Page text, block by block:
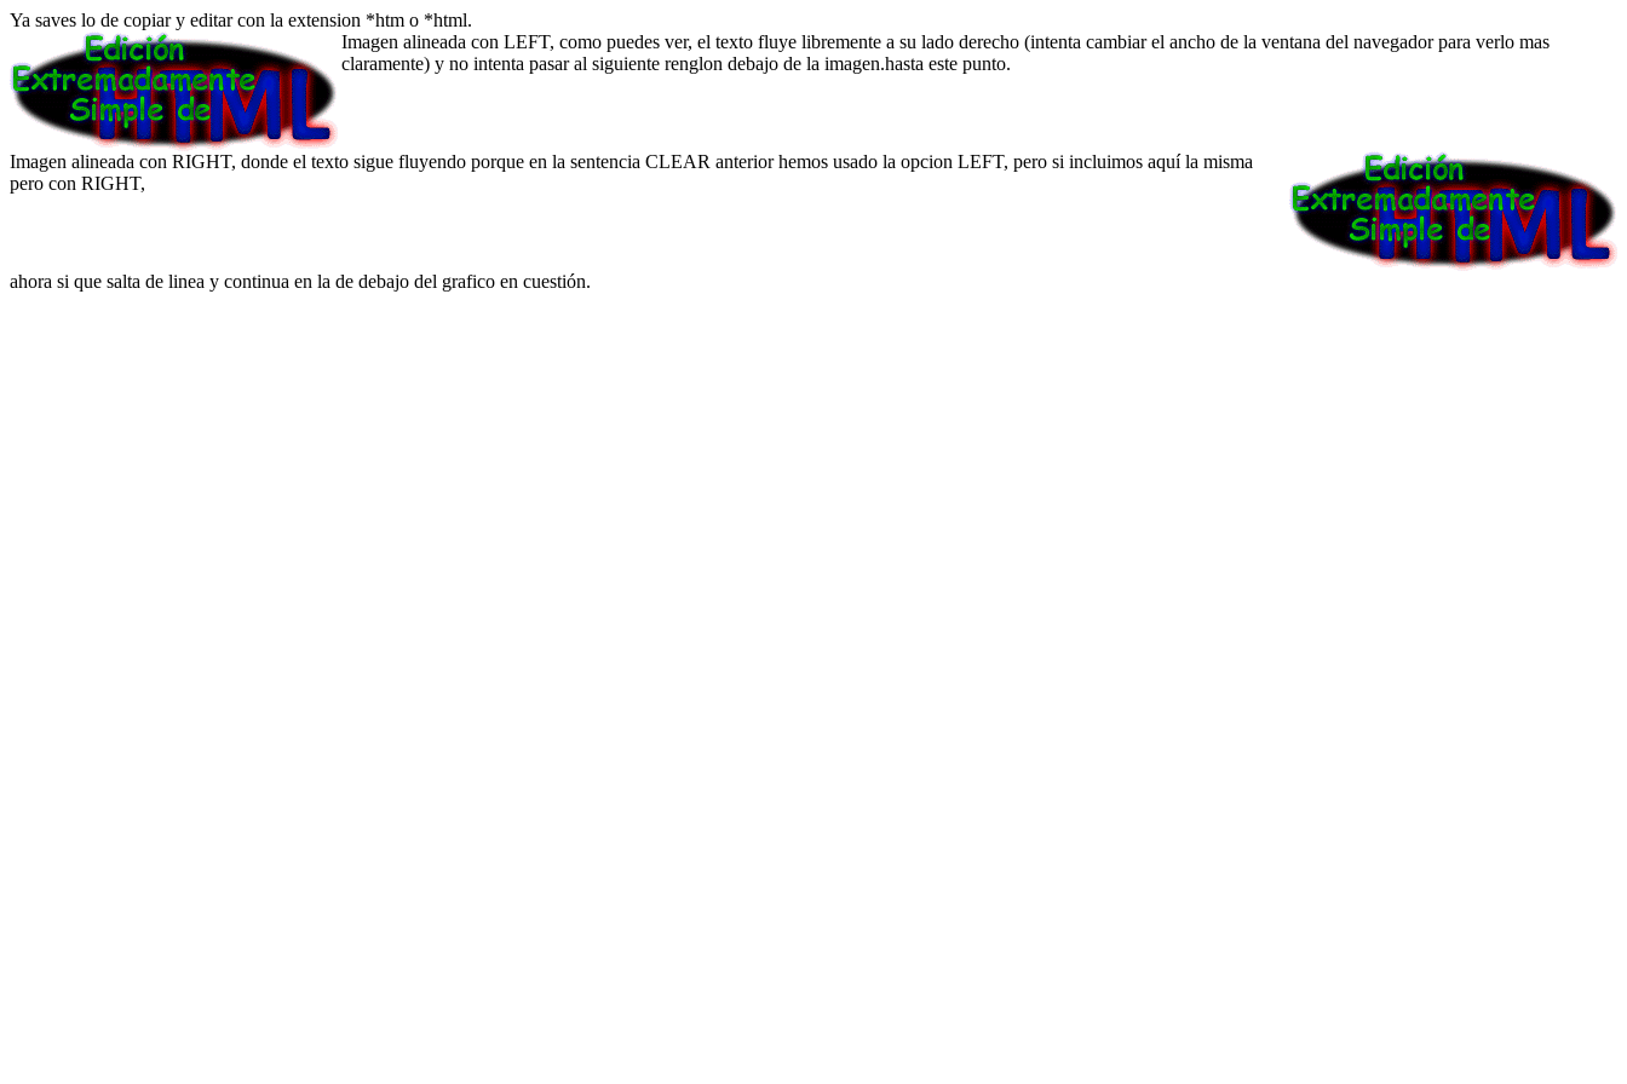
Ya saves lo de copiar y editar con la extension *htm o *html.
Imagen alineada con LEFT, como puedes ver, el texto fluye libremente a su lado derecho (intenta cambiar el ancho de la ventana del navegador para verlo mas
claramente) y no intenta pasar al siguiente renglon debajo de la imagen.hasta este punto.
Imagen alineada con RIGHT, donde el texto sigue fluyendo porque en la sentencia CLEAR anterior hemos usado la opcion LEFT, pero si incluimos aquí la misma
pero con RIGHT,
ahora si que salta de linea y continua en la de debajo del grafico en cuestión.